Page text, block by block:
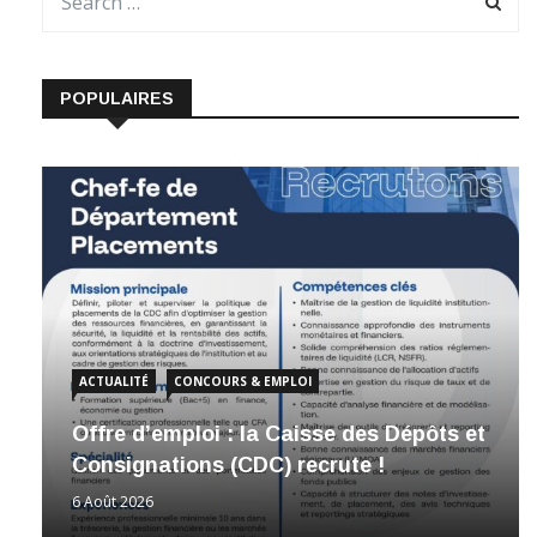
POPULAIRES
ACTUALITÉ CONCOURS & EMPLOI
Offre d’emploi : la Caisse des Dépôts et
Consignations (CDC) recrute !
6 Août 2026